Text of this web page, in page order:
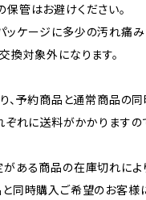
管はお避けください。
ッケージに多少の汚れ痛
換対象外になります。
、予約商品と通常商品の
ぞれに送料がかかります
ある商品の在庫切れによ
と同時購入ご希望のお客様